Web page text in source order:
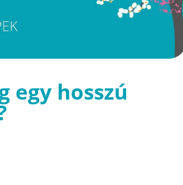
egy hosszú